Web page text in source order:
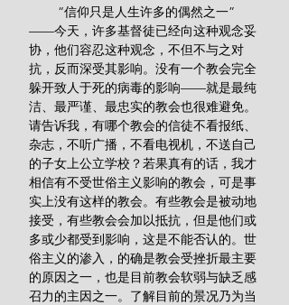
——今天，许多基督徒已经向这种观念妥
协，他们容忍这种观念，不但不与之对
抗，反而深受其影响。没有一个教会完全
躲开致人于死的病毒的影响——就是最纯
洁、最严谨、最忠实的教会也很难避免。
请告诉我，有哪个教会的信徒不看报纸、
杂志，不听广播，不看电视机，不送自己
的子女上公立学校？若果真有的话，我才
相信有不受世俗主义影响的教会，可是事
实上没有这样的教会。有些教会是被动地
接受，有些教会会加以抵抗，但是他们或
多或少都受到影响，这是不能否认的。世
俗主义的渗入，的确是教会受挫折最主要
的原因之一，也是目前教会软弱与缺乏感
召力的主因之一。了解目前的景况乃为当